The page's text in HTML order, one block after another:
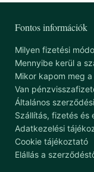
Fontos információk
Milyen fizetési
Mennyibe kerül a
Mikor kapom meg
Van
Általános
Szállítás, fizetés és
Adatkezelési
Cookie tájékoztató
Elállás a